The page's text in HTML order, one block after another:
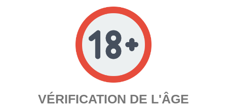
Number of ports: Choose according to the number of devices you want
Power: Check the total power in watts to ensure fast charging.
Safety: Make sure the model has protection against overvoltage and
VÉRIFICATION DE L'ÂGE